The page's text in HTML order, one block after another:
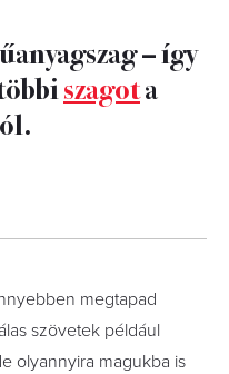
– így
szagota
megtapad
szövetek például
olyannyira magukba is